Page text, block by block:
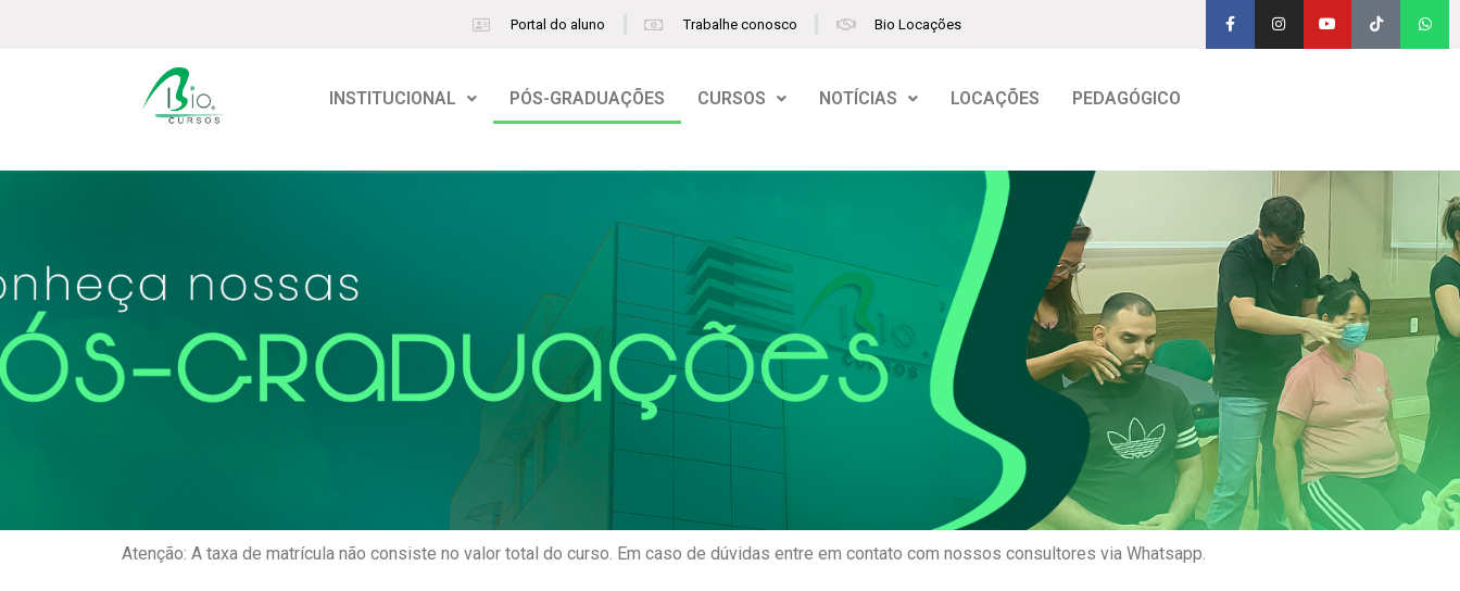
Portal do aluno Trabalhe conosco Bio Locações
INSTITUCIONAL PÓS-GRADUAÇÕES CURSOS NOTÍCIAS LOCAÇÕES PEDAGÓGICO
Atenção: A taxa de matrícula não consiste no valor total do curso. Em caso de dúvidas entre em contato com nossos consultores via Whatsapp.